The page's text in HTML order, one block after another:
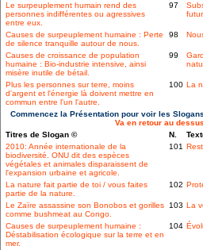
Le surpeuplement humain rend des
personnes indifférentes ou agressives
entre eux.
97
futur.
Causes de surpeuplement humaine : Perte
de silence tranquille autour de nous.
98
Causes de croissance de population
humaine : Bio-industrie intensive, ainsi
misère inutile de bétail.
99
Plus les personnes sur terre, moins
d'argent et l'énergie là doivent mettre en
commun entre l'un l'autre.
100 La
Commencez la Présentation pour voir les
Va en retour au
Titres de Slogan ©
N.
2010: Année internationale de la
biodiversité. ONU dit des espèces
végétales et animales disparaissent de
l'expansion urbaine et agricole.
101
La nature fait partie de toi / vous faites
partie de la nature.
102
Le Zaïre assassine son Bonobos et gorilles
comme bushmeat au Congo.
103 La
Causes de surpeuplement humaine :
Déstabilisation écologique sur la terre et en
mer.
104